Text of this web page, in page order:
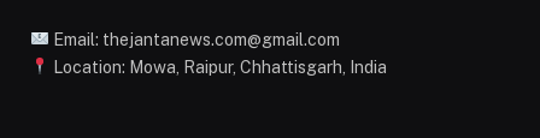
Email: thejantanews.com@gmail.com
Location: Mowa, Raipur, Chhattisgarh, India